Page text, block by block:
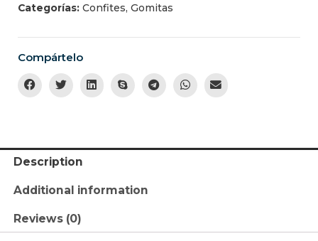
Categorías: Confites, Gomitas
Compártelo
Description
Additional information
Reviews (0)